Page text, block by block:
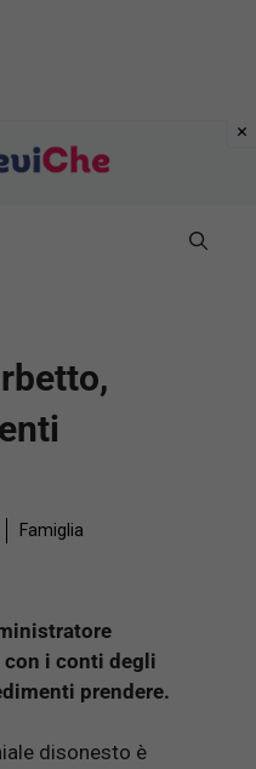
Famiglia
i conti degli
prendere.
disonesto è